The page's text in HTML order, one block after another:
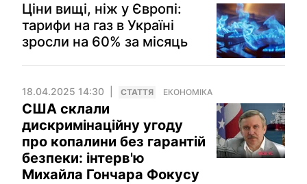
Ціни вищі, ніж у Європі:
тарифи на газ в Україні
зросли на 60% за місяць
18.04.2025 14:30 СТАТТЯ ЕКОНОМІКА
США склали
дискримінаційну угоду
про копалини без гарантій
безпеки: інтерв'ю
Михайла Гончара Фокусу